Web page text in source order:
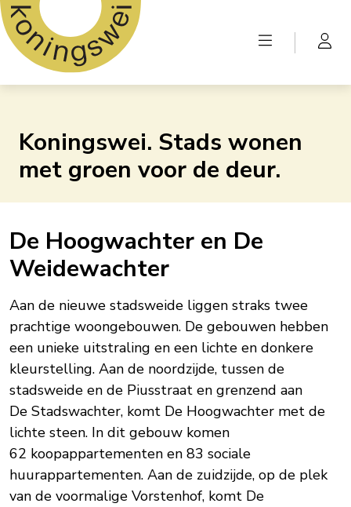
Koningswei. Stads wonen
met groen voor de deur.
De Hoogwachter en De
Weidewachter
Aan de nieuwe stadsweide liggen straks twee
prachtige woongebouwen. De gebouwen hebben
een unieke uitstraling en een lichte en donkere
kleurstelling. Aan de noordzijde, tussen de
stadsweide en de Piusstraat en grenzend aan
De Stadswachter, komt De Hoogwachter met de
lichte steen. In dit gebouw komen
62 koopappartementen en 83 sociale
huurappartementen. Aan de zuidzijde, op de plek
van de voormalige Vorstenhof, komt De